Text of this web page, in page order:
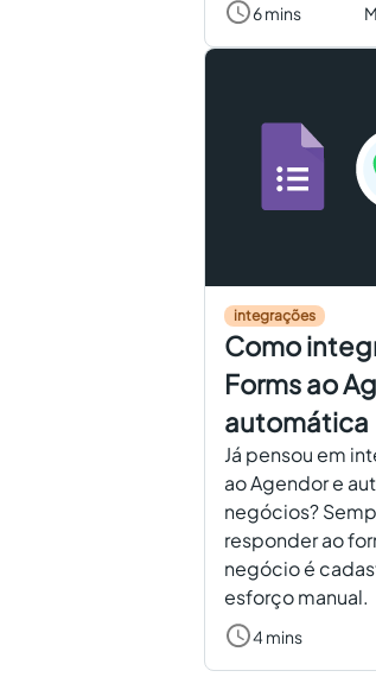
6 mins
integrações
Como
Forms ao
automática
Já pensou em
ao Agendor e
negócios?
responder ao
negócio é
esforço manual.
4 mins